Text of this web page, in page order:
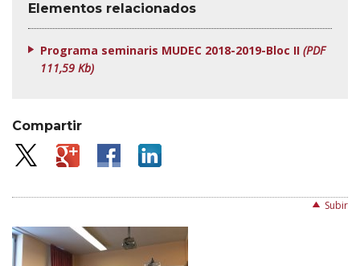
Elementos relacionados
Programa seminaris MUDEC 2018-2019-Bloc II (PDF
111,59 Kb)
Compartir
Subir